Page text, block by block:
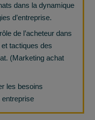
dans la dynamique
d’entreprise.
de l’acheteur dans
tactiques des
(Marketing achat
les besoins
entreprise